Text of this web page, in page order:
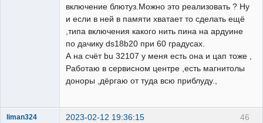
включение блютуз.Можно это реализовать ? Ну
и если в ней в памяти хватает то сделать ещё
,типа включения какого нить пина на ардуине
по дачику ds18b20 при 60 градусах.
А на счёт bu 32107 у меня есть она и цап тоже ,
Работаю в сервисном центре ,есть магнитолы
доноры ,дёргаю от туда всю приблуду.,
46
liman324 2023-02-12 19:36:15